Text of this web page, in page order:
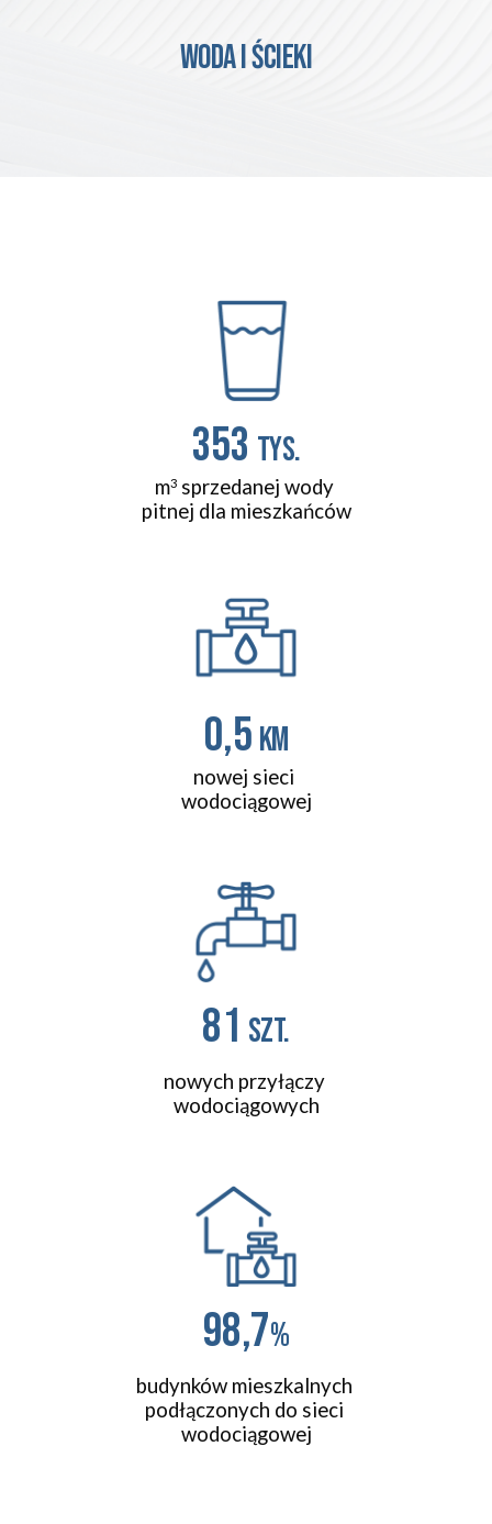
WODA I ŚCIEKI
353 tys.
m3 sprzedanej wody
pitnej dla mieszkańców
0,5 km
nowej sieci
wodociągowej
81 szt.
nowych przyłączy
wodociągowych
98,7%
budynków mieszkalnych
podłączonych do sieci
wodociągowej